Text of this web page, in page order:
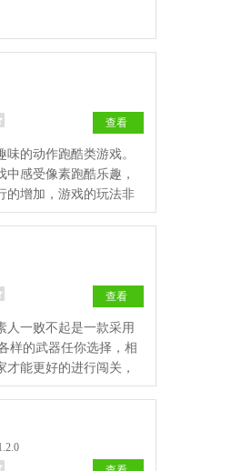
查看
的动作跑酷类游戏。
感受像素跑酷乐趣，
的增加，游戏的玩法非
载体验吧。
查看
人一败不起是一款采用
样的武器任你选择，相
能更好的进行闯关，
，现在就来进行游戏的